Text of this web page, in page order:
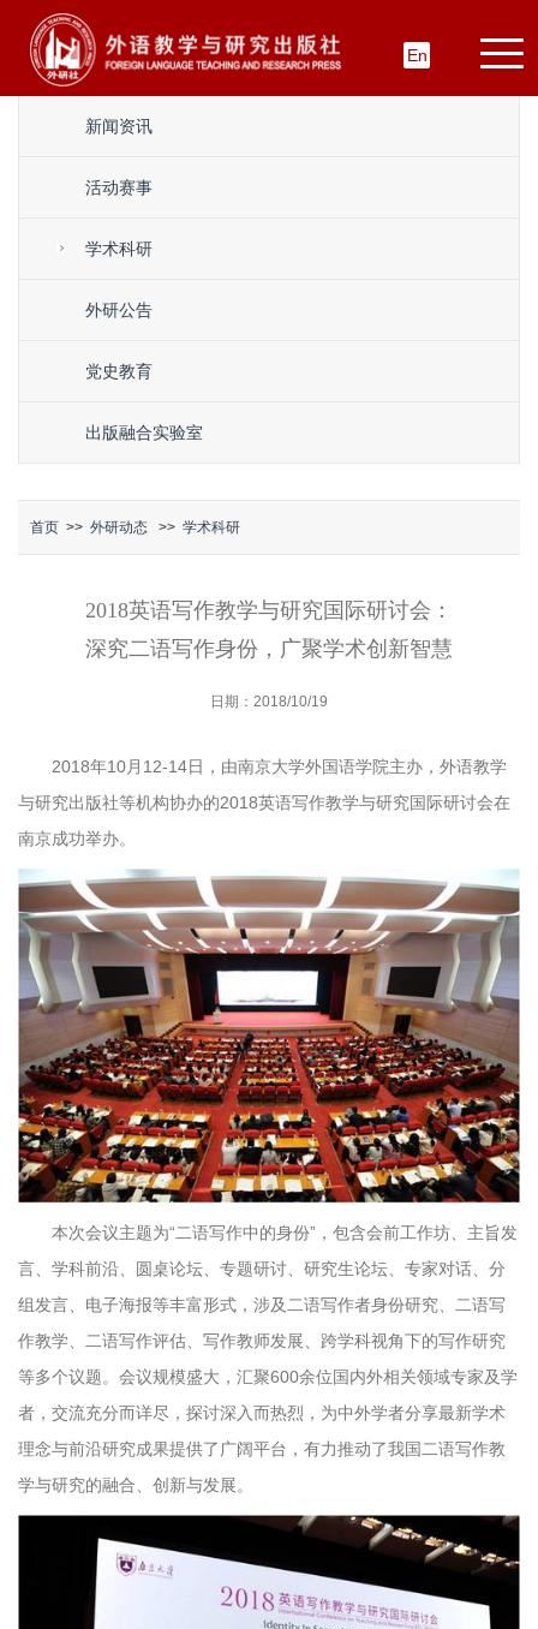
En
新闻资讯
活动赛事
学术科研
外研公告
党史教育
出版融合实验室
首页 >> 外研动态 >> 学术科研
2018英语写作教学与研究国际研讨会：
深究二语写作身份，广聚学术创新智慧
日期：2018/10/19
2018年10月12-14日，由南京大学外国语学院主办，外语教学
与研究出版社等机构协办的2018英语写作教学与研究国际研讨会在
南京成功举办。
本次会议主题为“二语写作中的身份”，包含会前工作坊、主旨发
言、学科前沿、圆桌论坛、专题研讨、研究生论坛、专家对话、分
组发言、电子海报等丰富形式，涉及二语写作者身份研究、二语写
作教学、二语写作评估、写作教师发展、跨学科视角下的写作研究
等多个议题。会议规模盛大，汇聚600余位国内外相关领域专家及学
者，交流充分而详尽，探讨深入而热烈，为中外学者分享最新学术
理念与前沿研究成果提供了广阔平台，有力推动了我国二语写作教
学与研究的融合、创新与发展。